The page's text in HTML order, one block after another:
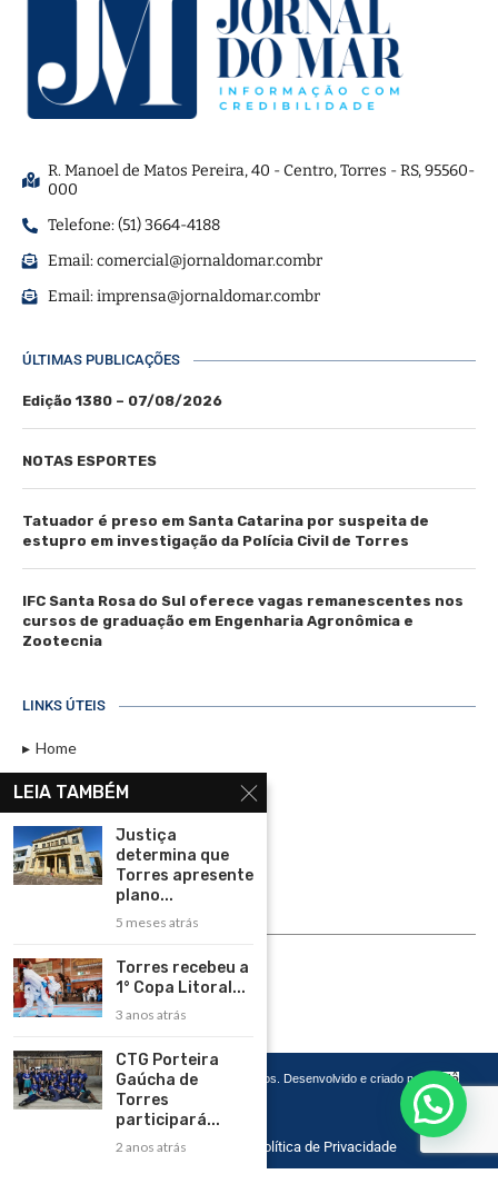
R. Manoel de Matos Pereira, 40 - Centro, Torres - RS, 95560-
000
Telefone: (51) 3664-4188
Email:comercial@jornaldomar.combr
Email:imprensa@jornaldomar.combr
ÚLTIMAS PUBLICAÇÕES
Edição 1380 – 07/08/2026
NOTAS ESPORTES
Tatuador é preso em Santa Catarina por suspeita de
estupro em investigação da Polícia Civil de Torres
IFC Santa Rosa do Sul oferece vagas remanescentes nos
cursos de graduação em Engenharia Agronômica e
Zootecnia
LINKS ÚTEIS
Home
Assinar
Contato
Política de Privacidade
Rádio Maristela - Ao Vivo
ASSINE
Copyright 2026 – Todos os Direitos Reservados. Desenvolvido e criado por
Cadô
Agência de Marketing
Home Contato Política de Privacidade
LEIA TAMBÉM
Justiça
determina que
Torres apresente
plano...
5 meses atrás
Torres recebeu a
1° Copa Litoral...
3 anos atrás
CTG Porteira
Gaúcha de
Torres
participará...
2 anos atrás